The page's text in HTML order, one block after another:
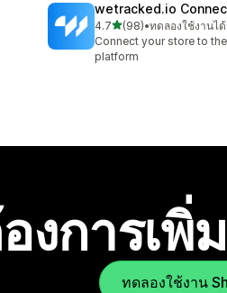
wetracked.io
4.7เต็ม 5 ดาว
(98)
ทั้งหมด 98 รีวิว
•ทดลองใช้งานไ
Connect your store to
platform
งการเพิ่
ทดลองใช้งาน